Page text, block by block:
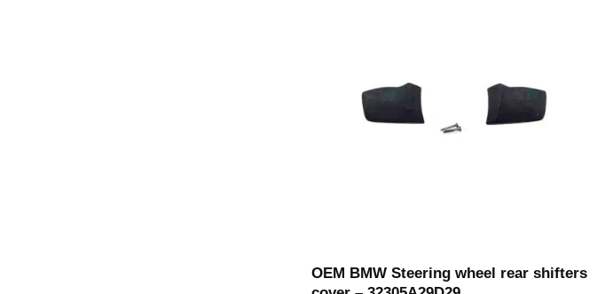
OEM BMW Steering wheel rear shifters